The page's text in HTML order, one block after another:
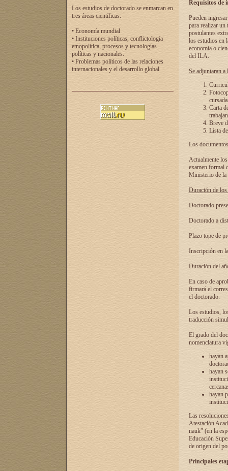
Los estudios de doctorado se enmarcan en
tres áreas científicas:
• Economía mundial
• Instituciones políticas, conflictología
etnopolítica, procesos y tecnologías
políticas y nacionales.
• Problemas políticos de las relaciones
internacionales y el desarrollo global
Requisitos de
Pueden
para realizar un
postulantes
los estudios en
economía o
del ILA.
Se adjuntaran a
Carta
Breve
Lista
Los
Actualmente
examen formal
Ministerio de la
Duración de
Doctorado
Doctorado a
Plazo tope de
Inscripción en
Duración del
En caso de
firmará el
el doctorado.
Los estudios,
traducción
El grado del
nomenclatura
hayan
hayan
hayan
Las
Atestación
nauk” (en la
Educación
de origen del
Principales